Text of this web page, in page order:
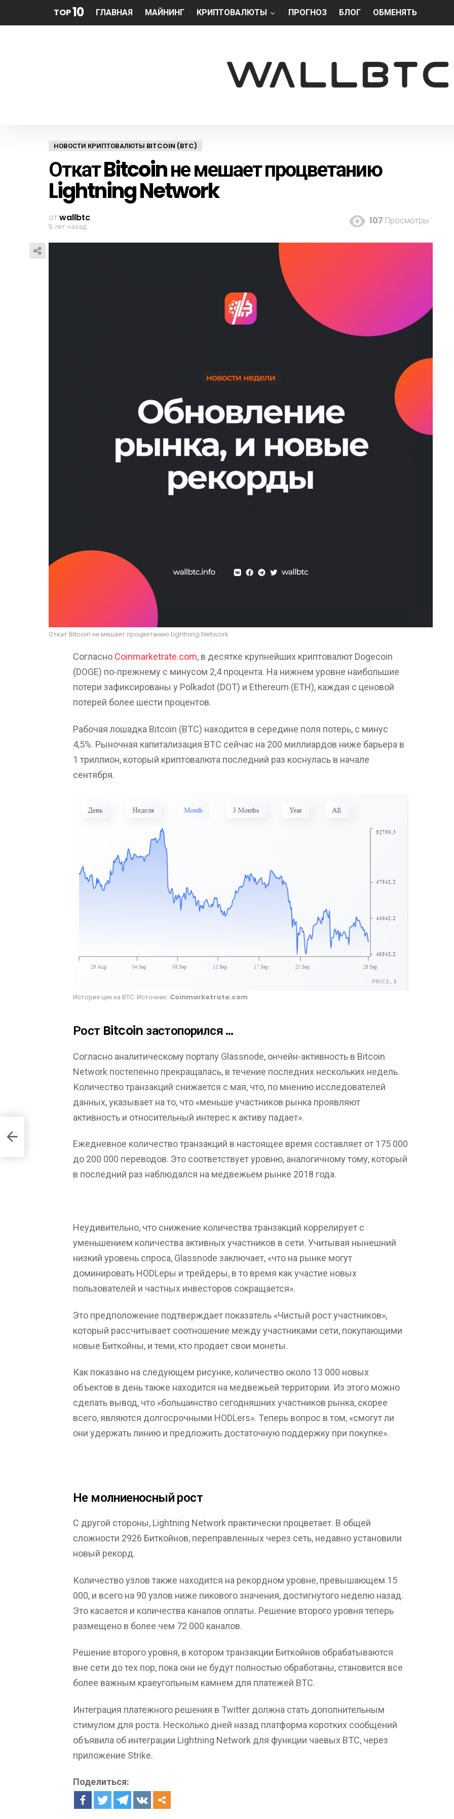
TOP10 ГЛАВНАЯ МАЙНИНГ КРИПТОВАЛЮТЫ ПРОГНОЗ БЛОГ ОБМЕНЯТЬ
НОВОСТИ КРИПТОВАЛЮТЫ BITCOIN (BTC)
Откат Bitcoin не мешает процветанию
Lightning Network
отwallbtc
5 лет назад
107 Просмотры
Откат Bitcoin не мешает процветанию Lightning Network
Согласно Coinmarketrate.com, в десятке крупнейших криптовалют Dogecoin
(DOGE) по-прежнему с минусом 2,4 процента. На нижнем уровне наибольшие
потери зафиксированы у Polkadot (DOT) и Ethereum (ETH), каждая с ценовой
потерей более шести процентов.
Рабочая лошадка Bitcoin (BTC) находится в середине поля потерь, с минус
4,5%. Рыночная капитализация BTC сейчас на 200 миллиардов ниже барьера в
1 триллион, который криптовалюта последний раз коснулась в начале
сентября.
История цен на ВТС. Источник: Coinmarketrate.com
Рост Bitcoin застопорился …
Согласно аналитическому порталу Glassnode, ончейн-активность в Bitcoin
Network постепенно прекращалась, в течение последних нескольких недель.
Количество транзакций снижается с мая, что, по мнению исследователей
данных, указывает на то, что «меньше участников рынка проявляют
активность и относительный интерес к активу падает».
Ежедневное количество транзакций в настоящее время составляет от 175 000
до 200 000 переводов. Это соответствует уровню, аналогичному тому, который
в последний раз наблюдался на медвежьем рынке 2018 года.
Неудивительно, что снижение количества транзакций коррелирует с
уменьшением количества активных участников в сети. Учитывая нынешний
низкий уровень спроса, Glassnode заключает, «что на рынке могут
доминировать HODLеры и трейдеры, в то время как участие новых
пользователей и частных инвесторов сокращается».
Это предположение подтверждает показатель «Чистый рост участников»,
который рассчитывает соотношение между участниками сети, покупающими
новые Биткойны, и теми, кто продает свои монеты.
Как показано на следующем рисунке, количество около 13 000 новых
объектов в день также находится на медвежьей территории. Из этого можно
сделать вывод, что «большинство сегодняшних участников рынка, скорее
всего, являются долгосрочными HODLers». Теперь вопрос в том, «смогут ли
они удержать линию и предложить достаточную поддержку при покупке».
Не молниеносный рост
С другой стороны, Lightning Network практически процветает. В общей
сложности 2926 Биткойнов, переправленных через сеть, недавно установили
новый рекорд.
Количество узлов также находится на рекордном уровне, превышающем 15
000, и всего на 90 узлов ниже пикового значения, достигнутого неделю назад.
Это касается и количества каналов оплаты. Решение второго уровня теперь
размещено в более чем 72 000 каналов.
Решение второго уровня, в котором транзакции Биткойнов обрабатываются
вне сети до тех пор, пока они не будут полностью обработаны, становится все
более важным краеугольным камнем для платежей BTC.
Интеграция платежного решения в Twitter должна стать дополнительным
стимулом для роста. Несколько дней назад платформа коротких сообщений
объявила об интеграции Lightning Network для функции чаевых BTC, через
приложение Strike.
Поделиться: